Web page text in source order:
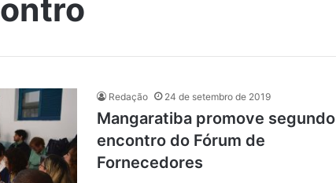
Redação 24 de setembro de 2019
Mangaratiba promove segundo
encontro do Fórum de
Fornecedores